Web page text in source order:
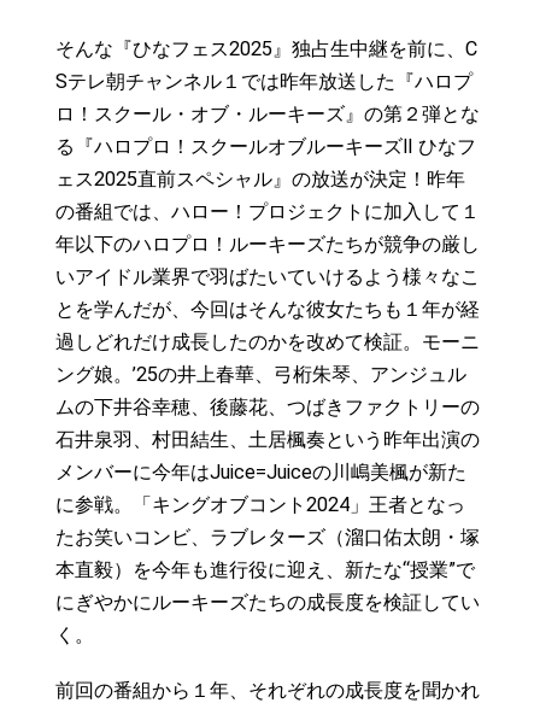
そんな『ひなフェス2025』独占生中継を前に、C
Sテレ朝チャンネル１では昨年放送した『ハロプ
ロ！スクール・オブ・ルーキーズ』の第２弾とな
る『ハロプロ！スクールオブルーキーズⅡ ひなフ
ェス2025直前スペシャル』の放送が決定！昨年
の番組では、ハロー！プロジェクトに加入して１
年以下のハロプロ！ルーキーズたちが競争の厳し
いアイドル業界で羽ばたいていけるよう様々なこ
とを学んだが、今回はそんな彼女たちも１年が経
過しどれだけ成長したのかを改めて検証。モーニ
ング娘。’25の井上春華、弓桁朱琴、アンジュル
ムの下井谷幸穂、後藤花、つばきファクトリーの
石井泉羽、村田結生、土居楓奏という昨年出演の
メンバーに今年はJuice=Juiceの川嶋美楓が新た
に参戦。「キングオブコント2024」王者となっ
たお笑いコンビ、ラブレターズ（溜口佑太朗・塚
本直毅）を今年も進行役に迎え、新たな“授業”で
にぎやかにルーキーズたちの成長度を検証してい
く。
前回の番組から１年、それぞれの成長度を聞かれ